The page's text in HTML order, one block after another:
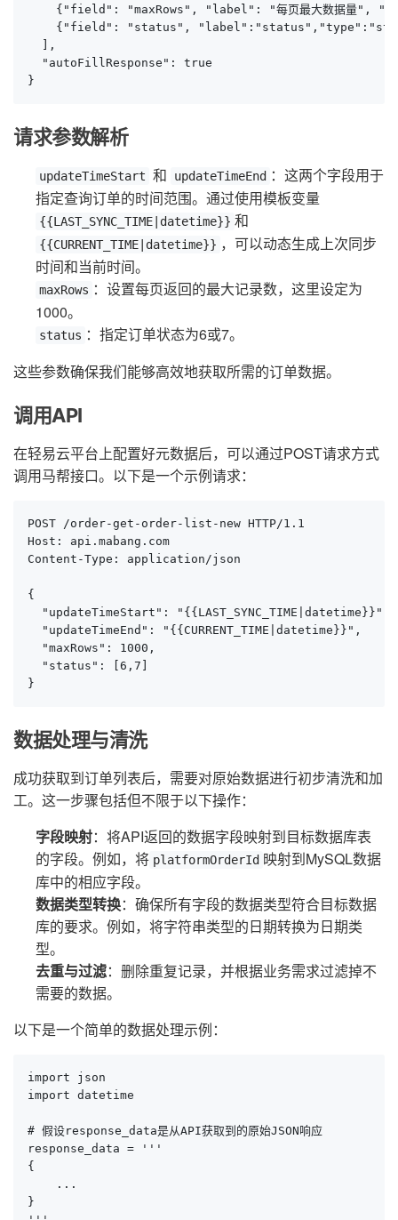
{"field": "maxRows", "label": "每页最大数据量",
{"field": "status",
  ],
  "autoFillResponse": true
}
请求参数解析
updateTimeStart 和 updateTimeEnd ：这两个字段用于
指定查询订单的时间范围。通过使用模板变量
{{LAST_SYNC_TIME|datetime}} 和
{{CURRENT_TIME|datetime}} ，可以动态生成上次同步
时间和当前时间。
maxRows ：设置每页返回的最大记录数，这里设定为
1000。
status ：指定订单状态为6或7。
这些参数确保我们能够高效地获取所需的订单数据。
调用API
在轻易云平台上配置好元数据后，可以通过POST请求方式
调用马帮接口。以下是一个示例请求：
POST /order-get-order-list-new HTTP/1.1
Host: api.mabang.com
Content-Type: application/json
{
  "updateTimeStart": "{{LAST_SYNC_TIME|datetime}}",
  "updateTimeEnd": "{{CURRENT_TIME|datetime}}",
  "maxRows": 1000,
  "status": [6,7]
}
数据处理与清洗
成功获取到订单列表后，需要对原始数据进行初步清洗和加
工。这一步骤包括但不限于以下操作：
字段映射：将API返回的数据字段映射到目标数据库表
的字段。例如，将 platformOrderId 映射到MySQL数据
库中的相应字段。
数据类型转换：确保所有字段的数据类型符合目标数据
库的要求。例如，将字符串类型的日期转换为日期类
型。
去重与过滤：删除重复记录，并根据业务需求过滤掉不
需要的数据。
以下是一个简单的数据处理示例：
import json
import datetime
# 假设response_data是从API获取到的原始JSON响应
response_data = '''
{
    ...
}